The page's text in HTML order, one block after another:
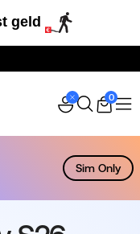
geld
0
Sim Only